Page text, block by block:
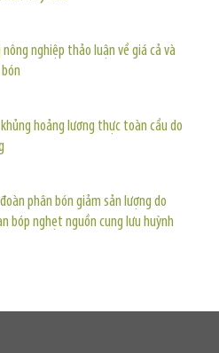
nông nghiệp thảo luận về giá cả và
hoảng lương thực toàn cầu do
phân bón giảm sản lượng do
bóp nghẹt nguồn cung lưu huỳnh